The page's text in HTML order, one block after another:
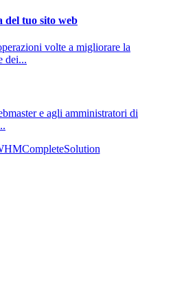
del tuo sito web
volte a migliorare la
dei...
e agli amministratori di